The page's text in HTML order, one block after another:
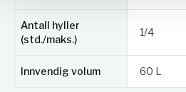
Antall hyller
(std./maks.)
1/4
Innvendig volum 60 L